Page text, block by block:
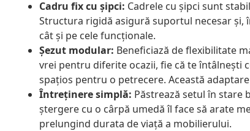
Cadru fix cu șipci: Cadrele cu șipci sunt
Structura rigidă asigură suportul necesar și,
cât și pe cele funcționale.
Șezut modular: Beneficiază de flexibilitate
vrei pentru diferite ocazii, fie că te întâlnești
spațios pentru o petrecere. Această
Întreținere simplă: Păstrează setul în stare
ștergere cu o cârpă umedă îl face să arate
prelungind durata de viață a mobilierului.